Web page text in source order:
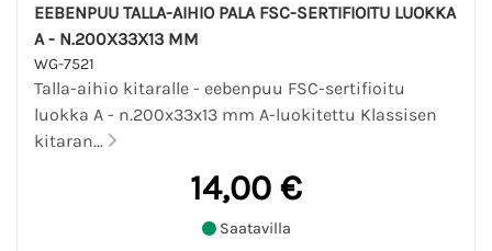
EEBENPUU TALLA-AIHIO PALA FSC-SERTIFIOITU LUOKKA
A - N.200X33X13 MM
WG-7521
Talla-aihio kitaralle - eebenpuu FSC-sertifioitu
luokka A - n.200x33x13 mm A-luokitettu Klassisen
kitaran...
14,00 €
Saatavilla